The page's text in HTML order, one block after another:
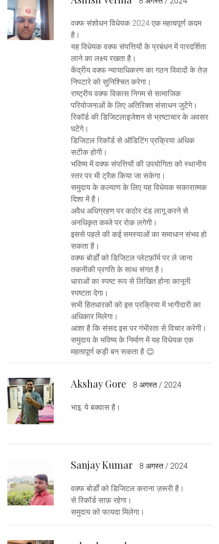
वक्फ संशोधन विधेयक 2024 एक महत्वपूर्ण कदम
है।
यह विधेयक वक्फ संपत्तियों के प्रबंधन में पारदर्शिता
लाने का लक्ष्य रखता है।
केंद्रीय वक्फ न्यायाधिकरण का गठन विवादों के तेज़
निपटारे को सुनिश्चित करेगा।
राष्ट्रीय वक्फ विकास निगम से सामाजिक
परियोजनाओं के लिए अतिरिक्त संसाधन जुटेंगे।
रिकॉर्ड की डिजिटलाइजेशन से भ्रष्टाचार के अवसर
घटेंगे।
डिजिटल रिकॉर्ड से ऑडिटिंग प्रक्रिया अधिक
सटीक होगी।
भविष्य में वक्फ संपत्तियों की उपयोगिता को स्थानीय
स्तर पर भी ट्रैक किया जा सकेगा।
समुदाय के कल्याण के लिए यह विधेयक सकारात्मक
दिशा में है।
अवैध अधिग्रहण पर कठोर दंड लागू करने से
अनधिकृत कब्जे पर रोक लगेगी।
इससे पहले की कई समस्याओं का समाधान संभव हो
सकता है।
वक्फ बोर्डों को डिजिटल प्लेटफ़ॉर्म पर ले जाना
तकनीकी प्रगति के साथ संगत है।
धाराओं का स्पष्ट रूप से लिखित होना कानूनी
स्पष्टता देगा।
सभी हितधारकों को इस प्रक्रिया में भागीदारी का
अधिकार मिलेगा।
आशा है कि संसद इस पर गंभीरता से विचार करेगी।
समुदाय के भविष्य के निर्माण में यह विधेयक एक
महत्वपूर्ण कड़ी बन सकता है 😊
Akshay Gore 8 अगस्त / 2024
भा‍इ, ये बक्‍वास है।
Sanjay Kumar 8 अगस्त / 2024
वक्फ बोर्डों को डिजिटल कराना ज़रूरी है।
से रिकॉर्ड साफ़ रहेगा।
समुदाय को फायदा मिलेगा।